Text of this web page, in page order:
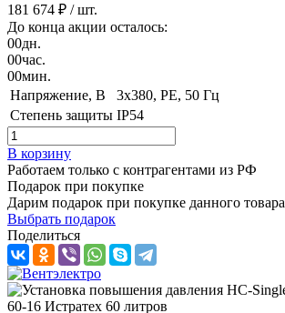
181 674 ₽ / шт.
До конца акции осталось:
00дн.
00час.
00мин.
Напряжение, B
3x380, PE, 50 Гц
Степень защиты IP54
В корзину
Работаем только с контрагентами из РФ
Подарок при покупке
Дарим подарок при покупке данного товара
Выбрать подарок
Поделиться